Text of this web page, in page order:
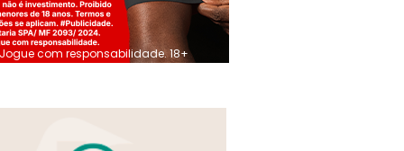
Jogue com responsabilidade. 18+